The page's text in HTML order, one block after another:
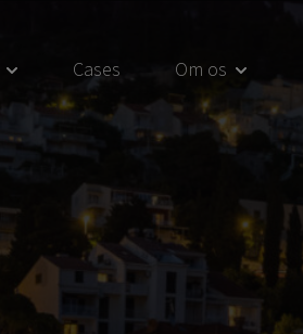
Cases Om os